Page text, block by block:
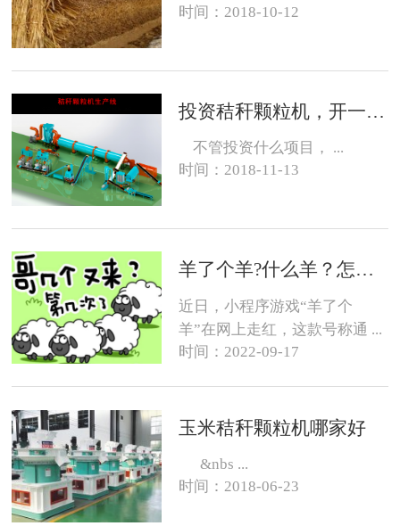
时间：2018-10-12
投资秸秆颗粒机，开一个生物质燃料颗粒厂大约需要投资多少钱？
不管投资什么项目， ...
时间：2018-11-13
羊了个羊?什么羊？怎么养？
近日，小程序游戏“羊了个
羊”在网上走红，这款号称通 ...
时间：2022-09-17
玉米秸秆颗粒机哪家好
&nbs ...
时间：2018-06-23